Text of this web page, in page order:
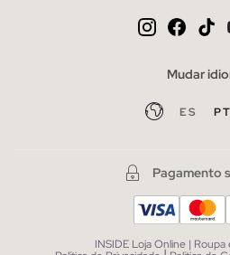
Mudar
ES PT
Pagamento
INSIDE Loja Online |